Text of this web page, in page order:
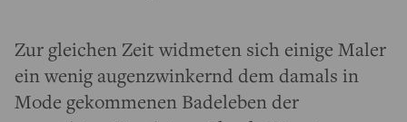
Zur gleichen Zeit widmeten sich einige Maler
ein wenig augenzwinkernd dem damals in
Mode gekommenen Badeleben der